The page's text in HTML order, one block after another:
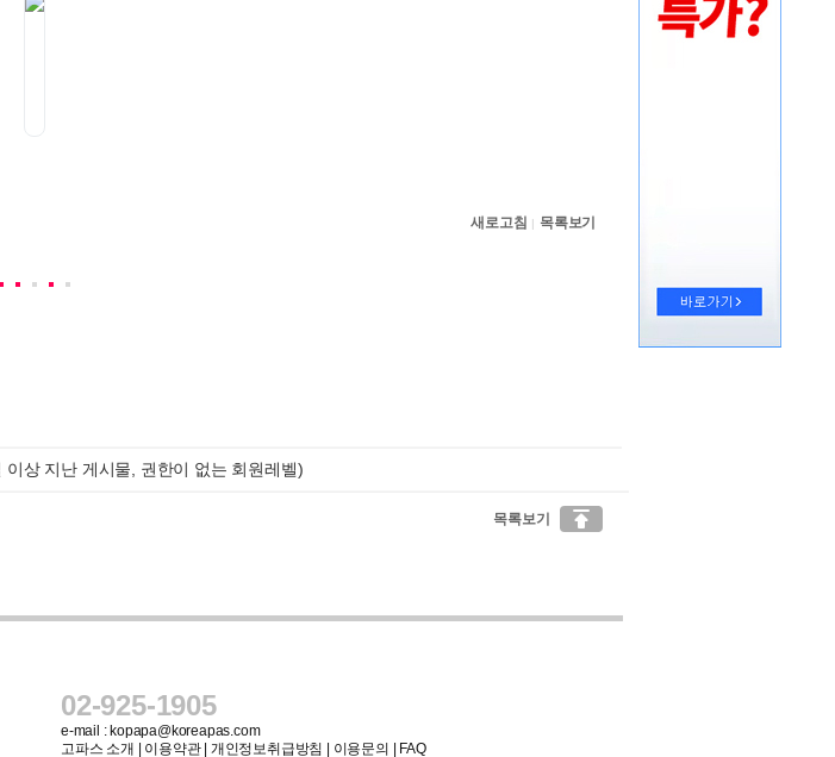
새로고침 | 목록보기
이상 지난 게시물, 권한이 없는 회원레벨)
목록보기 
02-925-1905
e-mail : kopapa@koreapas.com
고파스 소개
이용약관| 개인정보취급방침 이용문의 FAQ